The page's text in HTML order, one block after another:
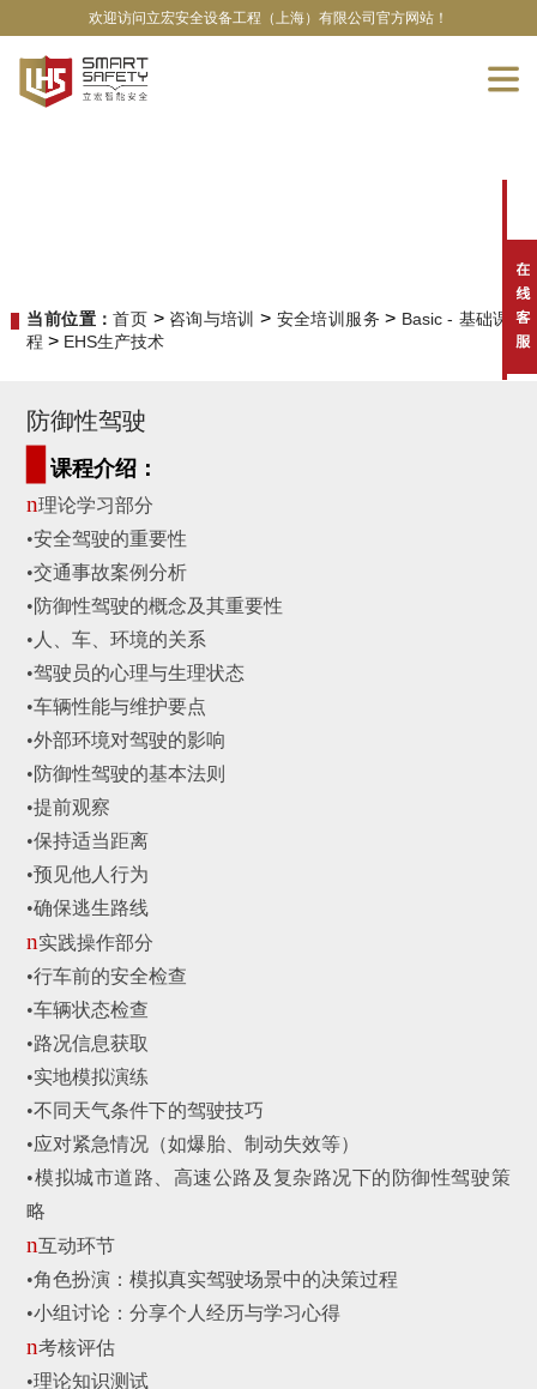
欢迎访问立宏安全设备工程（上海）有限公司官方网站！
当前位置：首页 > 咨询与培训 > 安全培训服务 > Basic - 基础课
程 > EHS生产技术
防御性驾驶
▊课程介绍：
n理论学习部分
•安全驾驶的重要性
•交通事故案例分析
•防御性驾驶的概念及其重要性
•人、车、环境的关系
•驾驶员的心理与生理状态
•车辆性能与维护要点
•外部环境对驾驶的影响
•防御性驾驶的基本法则
•提前观察
•保持适当距离
•预见他人行为
•确保逃生路线
n实践操作部分
•行车前的安全检查
•车辆状态检查
•路况信息获取
•实地模拟演练
•不同天气条件下的驾驶技巧
•应对紧急情况（如爆胎、制动失效等）
•模拟城市道路、高速公路及复杂路况下的防御性驾驶策
略
n互动环节
•角色扮演：模拟真实驾驶场景中的决策过程
•小组讨论：分享个人经历与学习心得
n考核评估
•理论知识测试